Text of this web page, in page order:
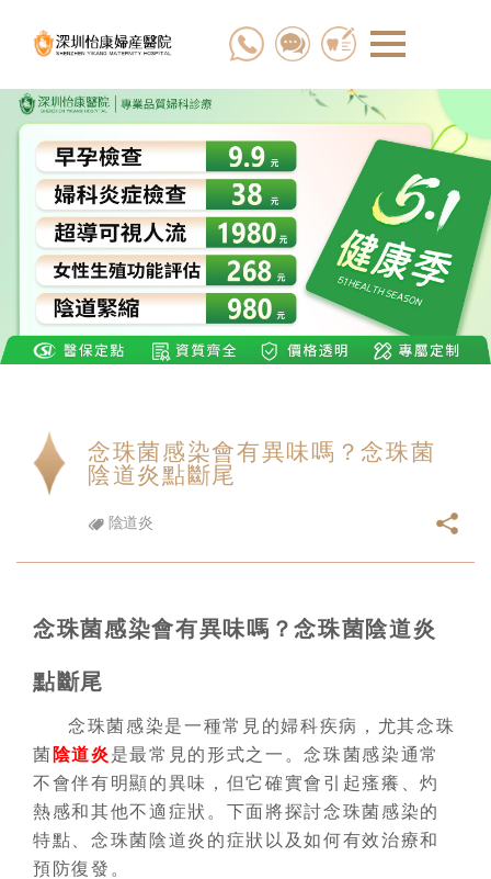
念珠菌感染會有異味嗎？念珠菌
陰道炎點斷尾
陰道炎
念珠菌感染會有異味嗎？念珠菌陰道炎
點斷尾
念珠菌感染是一種常見的婦科疾病，尤其念珠
菌 陰道炎是最常見的形式之一。念珠菌感染通常
不會伴有明顯的異味，但它確實會引起瘙癢、灼
熱感和其他不適症狀。下面將探討念珠菌感染的
特點、念珠菌陰道炎的症狀以及如何有效治療和
預防復發。